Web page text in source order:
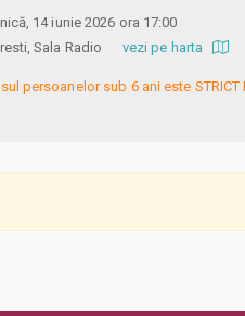
14 iunie 2026 ora 17:00
Sala Radio vezi pe harta
persoanelor sub 6 ani este STRICT